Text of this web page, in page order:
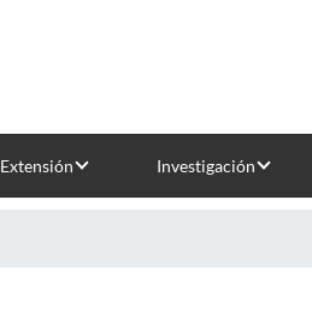
Extensión Investigación